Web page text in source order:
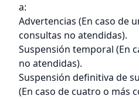
a:
Advertencias (En caso de
consultas no atendidas).
Suspensión temporal (En
no atendidas).
Suspensión definitiva de
(En caso de cuatro o más